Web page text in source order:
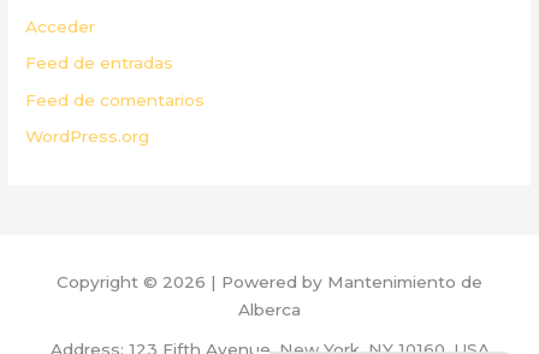
Acceder
Feed de entradas
Feed de comentarios
WordPress.org
Copyright © 2026 | Powered by Mantenimiento de
Alberca
Address: 123 Fifth Avenue, New York, NY 10160, USA